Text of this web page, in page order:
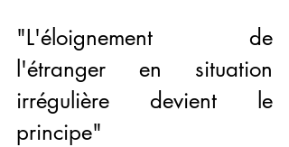
"L'éloignement de
l'étranger en situation
irrégulière devient le
principe"